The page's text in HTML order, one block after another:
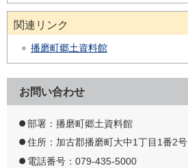
関連リンク
播磨町郷土資料館
お問い合わせ
部署：播磨町郷土資料館
住所：加古郡播磨町大中1丁目1番2号
電話番号：079-435-5000